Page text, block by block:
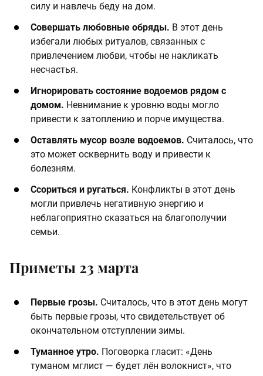
силу и навлечь беду на дом. ​
​Совершать любовные обряды. В этот день
избегали любых ритуалов, связанных с
привлечением любви, чтобы не накликать
несчастья.
​Игнорировать состояние водоемов рядом с
домом. Невнимание к уровню воды могло
привести к затоплению и порче имущества.​
​Оставлять мусор возле водоемов. Считалось, что
это может осквернить воду и привести к
болезням.​
​Ссориться и ругаться. Конфликты в этот день
могли привлечь негативную энергию и
неблагоприятно сказаться на благополучии
семьи.
Приметы 23 марта
​Первые грозы. Считалось, что в этот день могут
быть первые грозы, что свидетельствует об
окончательном отступлении зимы. ​
​Туманное утро. Поговорка гласит: «День
туманом мглист — будет лён волокнист», что